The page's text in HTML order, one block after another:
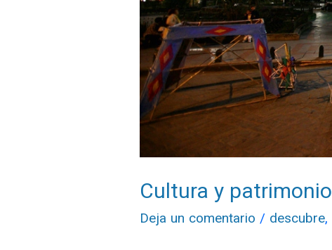
Cultura y patrimonio
Deja un comentario / descubre,